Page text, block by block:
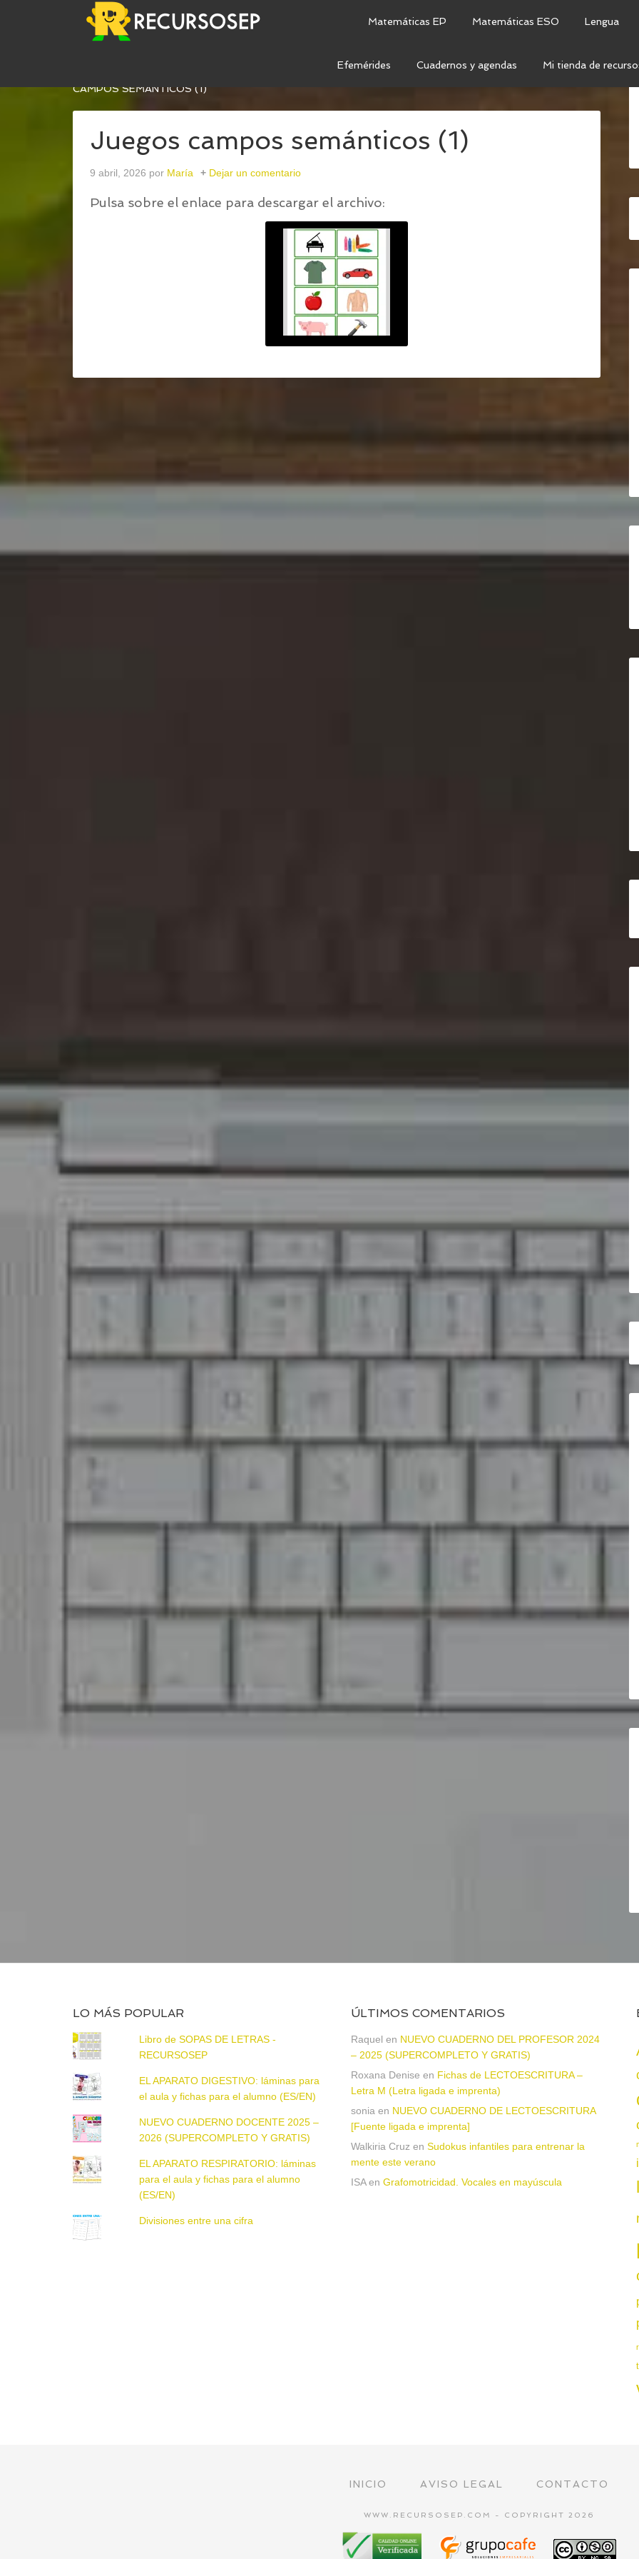
Matemáticas EP Matemáticas ESO Lengua
Efemérides Cuadernos y agendas Mi tienda de
JUEGO DE CAMPOS SEMÁNTICOS: AGRUPANDO PALABRAS
CAMPOS SEMÁNTICOS (1)
Juegos campos semánticos (1)
9 abril, 2026 por María Dejar un comentario
Pulsa sobre el enlace para descargar el archivo:
LO MÁS POPULAR
Libro de SOPAS DE LETRAS -
RECURSOSEP
EL APARATO DIGESTIVO: láminas para
el aula y fichas para el alumno (ES/EN)
NUEVO CUADERNO DOCENTE 2025 –
2026 (SUPERCOMPLETO Y GRATIS)
EL APARATO RESPIRATORIO: láminas
para el aula y fichas para el alumno
(ES/EN)
Divisiones entre una cifra
ÚLTIMOS COMENTARIOS
Raquel en NUEVO CUADERNO DEL PROFESOR 2024
– 2025 (SUPERCOMPLETO Y GRATIS)
Roxana Denise en Fichas de LECTOESCRITURA –
Letra M (Letra ligada e imprenta)
sonia en NUEVO CUADERNO DE LECTOESCRITURA
[Fuente ligada e imprenta]
Walkiria Cruz en Sudokus infantiles para entrenar la
mente este verano
ISAen Grafomotricidad. Vocales en mayúscula
INICIO AVISO LEGAL CONTACTO
WWW.RECURSOSEP.COM - COPYRIGHT 2026